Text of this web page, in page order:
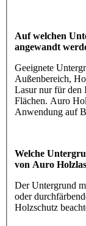
Auf welchen
angewandt
Geeignete
Außenbereich,
Lasur nur für den
Flächen. Auro
Anwendung auf
Welche
von Auro
Der Untergrund
oder
Holzschutz